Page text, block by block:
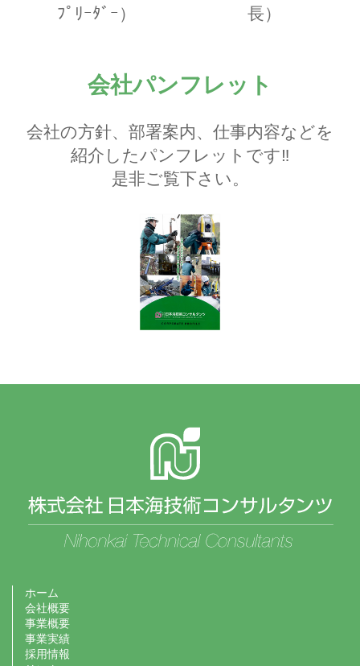
ﾌﾟﾘｰﾀﾞｰ）
長）
会社パンフレット
会社の方針、部署案内、仕事内容などを
紹介したパンフレットです‼
是非ご覧下さい。
ホーム
会社概要
事業概要
事業実績
採用情報